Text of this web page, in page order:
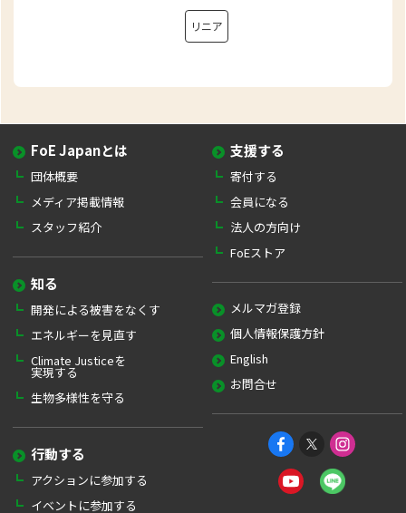
リニア
FoE Japanとは
団体概要
メディア掲載情報
スタッフ紹介
知る
開発による被害をなくす
エネルギーを見直す
Climate Justiceを
実現する
生物多様性を守る
行動する
アクションに参加する
イベントに参加する
支援する
寄付する
会員になる
法人の方向け
FoEストア
メルマガ登録
個人情報保護方針
English
お問合せ